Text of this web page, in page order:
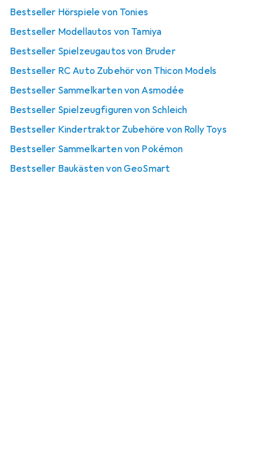
Bestseller Hörspiele von Tonies
Bestseller Modellautos von Tamiya
Bestseller Spielzeugautos von Bruder
Bestseller RC Auto Zubehör von Thicon Models
Bestseller Sammelkarten von Asmodée
Bestseller Spielzeugfiguren von Schleich
Bestseller Kindertraktor Zubehöre von Rolly Toys
Bestseller Sammelkarten von Pokémon
Bestseller Baukästen von GeoSmart